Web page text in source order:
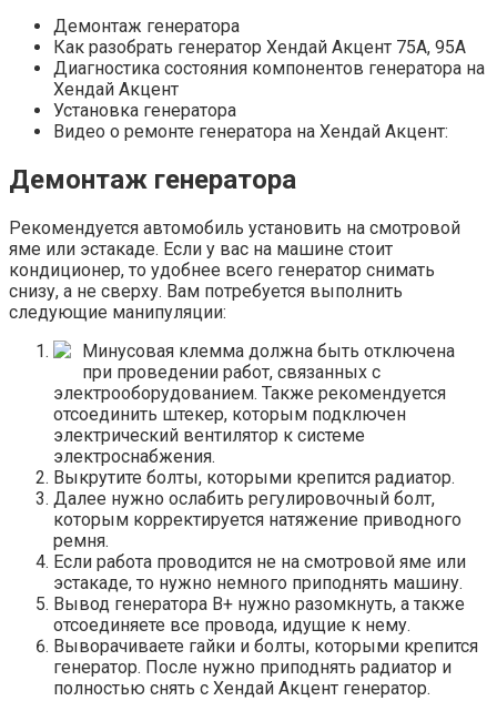
Демонтаж генератора
Как разобрать генератор Хендай Акцент 75А, 95А
Диагностика состояния компонентов генератора на
Хендай Акцент
Установка генератора
Видео о ремонте генератора на Хендай Акцент:
Демонтаж генератора
Рекомендуется автомобиль установить на смотровой
яме или эстакаде. Если у вас на машине стоит
кондиционер, то удобнее всего генератор снимать
снизу, а не сверху. Вам потребуется выполнить
следующие манипуляции:
Минусовая клемма должна быть отключена
при проведении работ, связанных с
электрооборудованием. Также рекомендуется
отсоединить штекер, которым подключен
электрический вентилятор к системе
электроснабжения.
Выкрутите болты, которыми крепится радиатор.
Далее нужно ослабить регулировочный болт,
которым корректируется натяжение приводного
ремня.
Если работа проводится не на смотровой яме или
эстакаде, то нужно немного приподнять машину.
Вывод генератора В+ нужно разомкнуть, а также
отсоединяете все провода, идущие к нему.
Выворачиваете гайки и болты, которыми крепится
генератор. После нужно приподнять радиатор и
полностью снять с Хендай Акцент генератор.